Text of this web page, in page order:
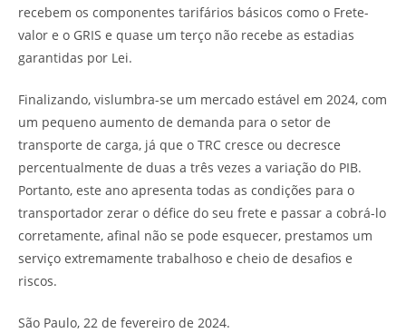
recebem os componentes tarifários básicos como o Frete-
valor e o GRIS e quase um terço não recebe as estadias
garantidas por Lei.
Finalizando, vislumbra-se um mercado estável em 2024, com
um pequeno aumento de demanda para o setor de
transporte de carga, já que o TRC cresce ou decresce
percentualmente de duas a três vezes a variação do PIB.
Portanto, este ano apresenta todas as condições para o
transportador zerar o défice do seu frete e passar a cobrá-lo
corretamente, afinal não se pode esquecer, prestamos um
serviço extremamente trabalhoso e cheio de desafios e
riscos.
São Paulo, 22 de fevereiro de 2024.